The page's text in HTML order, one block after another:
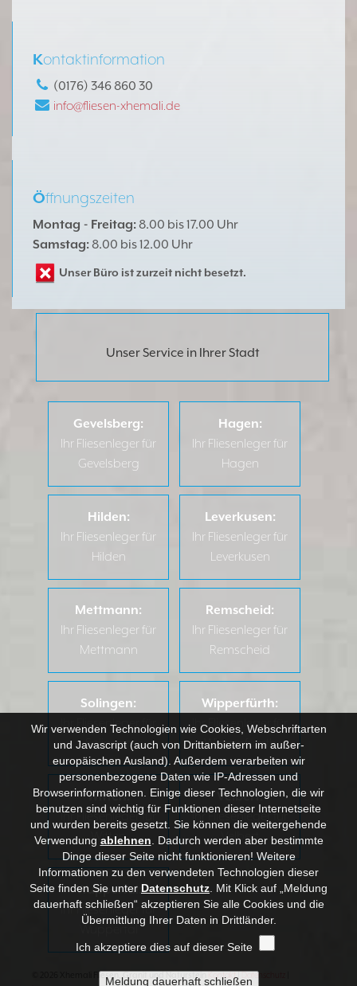
Kontaktinformation
(0176) 346 860 30
info@fliesen-xhemali.de
Öffnungszeiten
Montag - Freitag:8.00 bis 17.00 Uhr
Samstag:8.00 bis 12.00 Uhr
Unser Büro ist zurzeit nicht besetzt.
Unser Service in Ihrer Stadt
Gevelsberg:
Ihr Fliesenleger für
Gevelsberg
Hagen:
Ihr Fliesenleger für
Hagen
Hilden:
Ihr Fliesenleger für
Hilden
Leverkusen:
Ihr Fliesenleger für
Leverkusen
Mettmann:
Ihr Fliesenleger für
Mettmann
Remscheid:
Ihr Fliesenleger für
Remscheid
Solingen:
Ihr Fliesenleger für
Solingen
Wipperfürth:
Ihr Fliesenleger für
Wipperfuerth
Witten:
Ihr Fliesenleger für
Witten
Velbert:
Ihr Fliesenleger für
Velbert
Wuppertal:
Ihr Fliesenleger für
© 2026 Xhemali Fliesen, Granit und NatursteinKontakt|Datenschutz
Wir verwenden Technologien wie Cookies, Webschriftarten
und Javascript (auch von Drittanbietern im außer-
europäischen Ausland). Außerdem verarbeiten wir
personenbezogene Daten wie IP-Adressen und
Browserinformationen. Einige dieser Technologien, die wir
benutzen sind wichtig für Funktionen dieser Internetseite
und wurden bereits gesetzt. Sie können die weitergehende
Verwendung ablehnen
Dadurch werden aber bestimmte
Dinge dieser Seite nicht funktionieren! Weitere
Informationen zu den verwendeten Technologien dieser
Seite finden Sie unter Datenschutz . Mit Klick auf „Meldung
dauerhaft schließen“ akzeptieren Sie alle Cookies und die
Übermittlung Ihrer Daten in Drittländer.
Ich akzeptiere dies auf dieser Seite